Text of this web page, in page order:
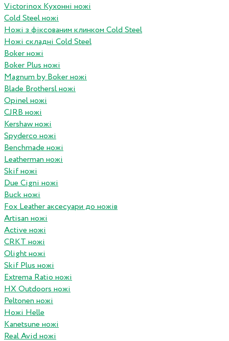
Victorinox Кухонні ножі
Cold Steel ножі
Ножі з фіксованим клинком Cold Steel
Ножі складні Cold Steel
Boker ножі
Boker Plus ножі
Magnum by Boker ножі
Blade Brothersl ножі
Opinel ножі
CJRB ножі
Kershaw ножі
Spyderco ножі
Benchmade ножі
Leatherman ножі
Skif ножі
Due Cigni ножі
Buck ножі
Fox Leather аксесуари до ножів
Artisan ножі
Active ножі
CRKT ножі
Olight ножі
Skif Plus ножі
Extrema Ratio ножі
HX Outdoors ножі
Peltonen ножі
Ножі Helle
Kanetsune ножі
Real Avid ножі